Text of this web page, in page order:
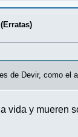
de Devir, como el
vida y mueren